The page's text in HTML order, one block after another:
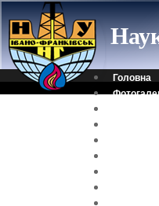
Головна